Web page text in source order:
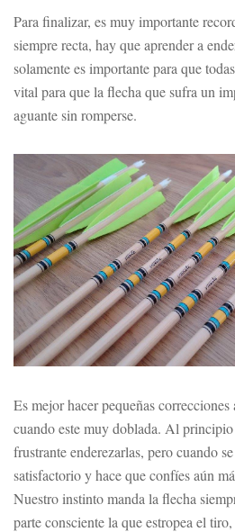
Para finalizar, es muy importante
siempre recta, hay que aprender a
solamente es importante para que
vital para que la flecha que sufra un
aguante sin romperse.
Es mejor hacer pequeñas
cuando este muy doblada. Al
frustrante enderezarlas, pero cuando
satisfactorio y hace que confíes aún
Nuestro instinto manda la flecha
parte consciente la que estropea el